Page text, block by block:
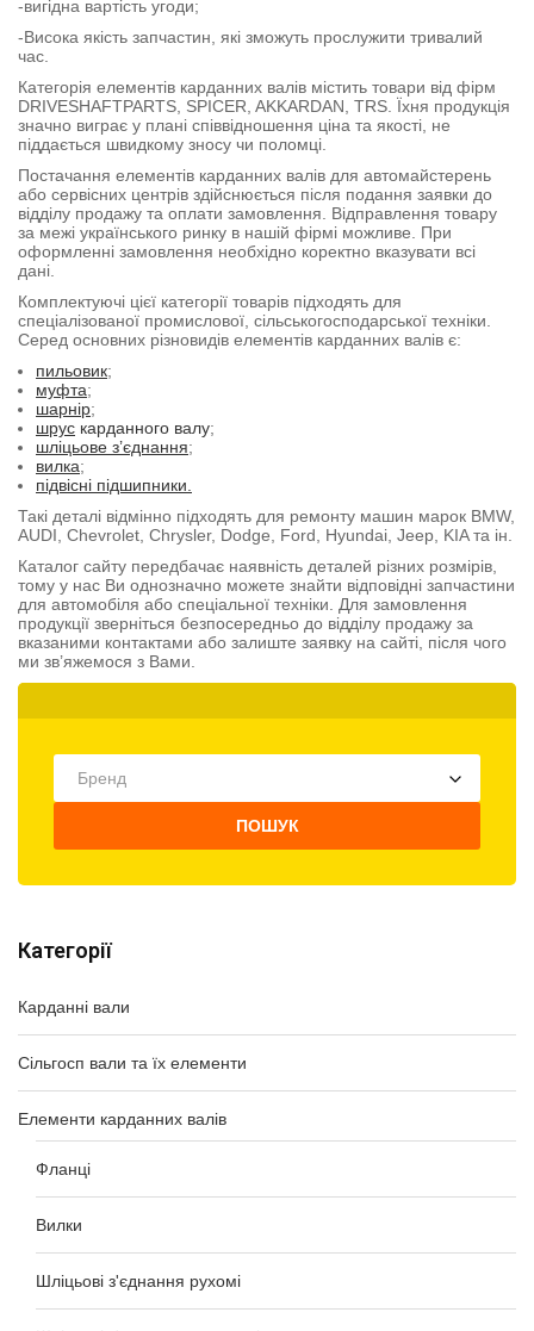
Бренд
ПОШУК
Категорії
Карданні вали
Сільгосп вали та їх елементи
Елементи карданних валів
Фланці
Вилки
Шліцьові з'єднання рухомі
-вигідна вартість угоди;
-Висока якість запчастин, які зможуть прослужити тривалий
час.
Категорія елементів карданних валів містить товари від фірм
DRIVESHAFTPARTS, SPICER, AKKARDAN, TRS. Їхня продукція
значно виграє у плані співвідношення ціна та якості, не
піддається швидкому зносу чи поломці.
Постачання елементів карданних валів для автомайстерень
або сервісних центрів здійснюється після подання заявки до
відділу продажу та оплати замовлення. Відправлення товару
за межі українського ринку в нашій фірмі можливе. При
оформленні замовлення необхідно коректно вказувати всі
дані.
Комплектуючі цієї категорії товарів підходять для
спеціалізованої промислової, сільськогосподарської техніки.
Серед основних різновидів елементів карданних валів є:
пильовик;
муфта;
шарнір;
шрус карданного валу;
шліцьове з’єднання;
вилка;
підвісні підшипники.
Такі деталі відмінно підходять для ремонту машин марок BMW,
AUDI, Chevrolet, Chrysler, Dodge, Ford, Hyundai, Jeep, KIA та ін.
Каталог сайту передбачає наявність деталей різних розмірів,
тому у нас Ви однозначно можете знайти відповідні запчастини
для автомобіля або спеціальної техніки. Для замовлення
продукції зверніться безпосередньо до відділу продажу за
вказаними контактами або залиште заявку на сайті, після чого
ми зв’яжемося з Вами.